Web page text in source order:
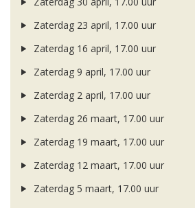
Zaterdag 23 april, 17.00 uur
Zaterdag 16 april, 17.00 uur
Zaterdag 9 april, 17.00 uur
Zaterdag 2 april, 17.00 uur
Zaterdag 26 maart, 17.00 uur
Zaterdag 19 maart, 17.00 uur
Zaterdag 12 maart, 17.00 uur
Zaterdag 5 maart, 17.00 uur